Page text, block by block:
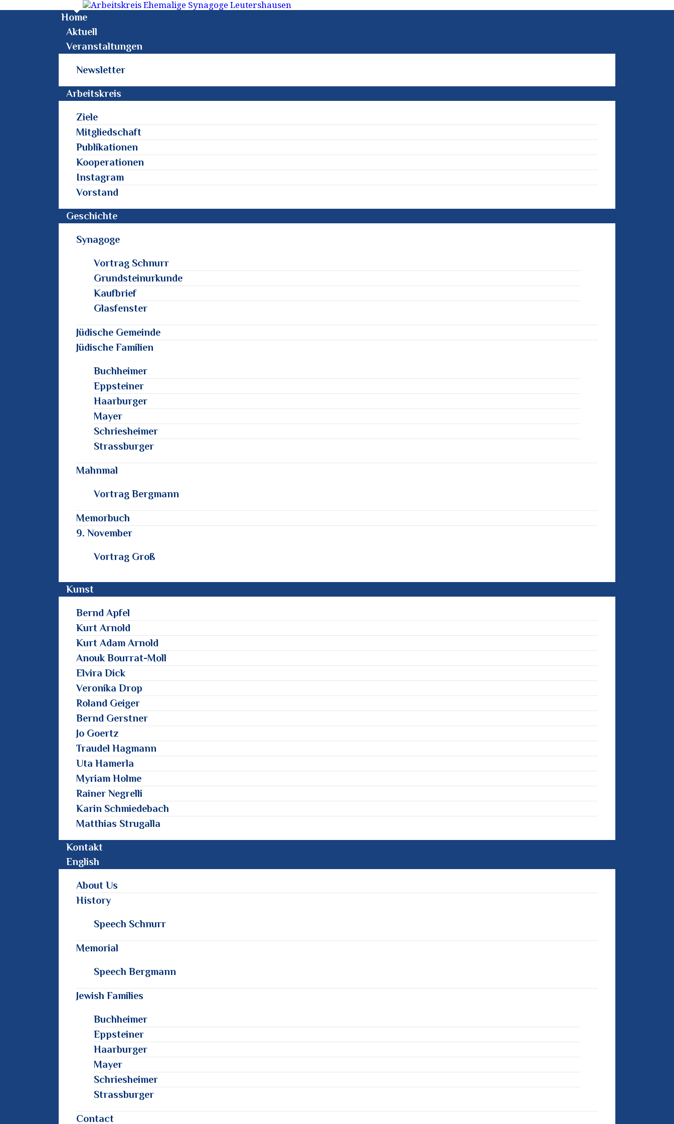
Home
Aktuell
Veranstaltungen
Newsletter
Arbeitskreis
Ziele
Mitgliedschaft
Publikationen
Kooperationen
Instagram
Vorstand
Geschichte
Synagoge
Vortrag Schnurr
Grundsteinurkunde
Kaufbrief
Glasfenster
Jüdische Gemeinde
Jüdische Familien
Buchheimer
Eppsteiner
Haarburger
Mayer
Schriesheimer
Strassburger
Mahnmal
Vortrag Bergmann
Memorbuch
9. November
Vortrag Groß
Kunst
Bernd Apfel
Kurt Arnold
Kurt Adam Arnold
Anouk Bourrat-Moll
Elvira Dick
Veronika Drop
Roland Geiger
Bernd Gerstner
Jo Goertz
Traudel Hagmann
Uta Hamerla
Myriam Holme
Rainer Negrelli
Karin Schmiedebach
Matthias Strugalla
Kontakt
English
About Us
History
Speech Schnurr
Memorial
Speech Bergmann
Jewish Families
Buchheimer
Eppsteiner
Haarburger
Mayer
Schriesheimer
Strassburger
Contact